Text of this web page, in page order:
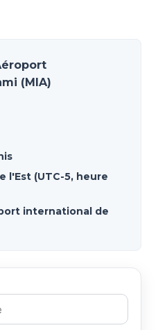
(MIA)
l'Est (UTC-5, heure
international de